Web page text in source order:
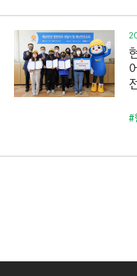
O
N
)
#